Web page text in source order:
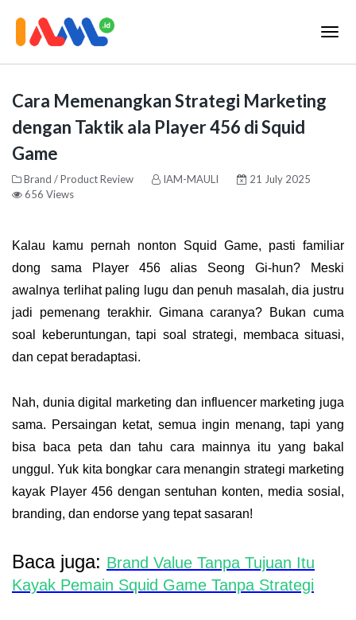
Cara Memenangkan Strategi Marketing
dengan Taktik ala Player 456 di Squid
Game
Brand / Product Review IAM-MAULI
21 July 2025
656 Views
Kalau kamu pernah nonton Squid Game, pasti familiar
dong sama
Player 456 alias Seong Gi-hun? Meski
awalnya terlihat paling lugu dan penuh masalah, dia justru
jadi pemenang terakhir. Gimana caranya? Bukan cuma
soal keberuntungan, tapi soal strategi, membaca situasi,
dan cepat beradaptasi.
Nah, duniadigital marketing dan influencer marketing juga
sama. Persaingan ketat, semua ingin menang, tapi yang
bisa baca peta dan tahu cara mainnya itu yang bakal
unggul. Yuk kita bongkar cara menangin strategi marketing
kayak Player 456 dengan sentuhan konten, media sosial,
branding, dan endorse yang tepat sasaran!
Baca juga: Brand Value Tanpa Tujuan Itu
Kayak Pemain Squid Game Tanpa Strategi